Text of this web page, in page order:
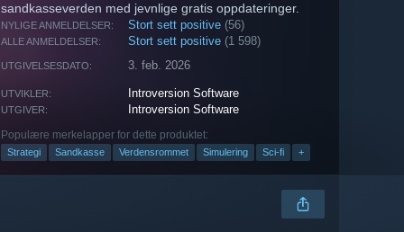
sandkasseverden med jevnlige gratis oppdateringer.
NYLIGE ANMELDELSER: Stort sett positive (56)
ALLE ANMELDELSER: Stort sett positive (1 598)
UTGIVELSESDATO: 3. feb. 2026
UTVIKLER: Introversion Software
UTGIVER: Introversion Software
Populære merkelapper for dette produktet:
Strategi Sandkasse Verdensrommet Simulering Sci-fi +